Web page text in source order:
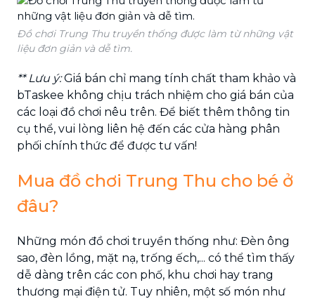
Đồ chơi Trung Thu truyền thống được làm từ những vật
liệu đơn giản và dễ tìm.
** Lưu ý:Giá bán chỉ mang tính chất tham khảo và
bTaskee không chịu trách nhiệm cho giá bán của
các loại đồ chơi nêu trên. Để biết thêm thông tin
cụ thể, vui lòng liên hệ đến các cửa hàng phân
phối chính thức để được tư vấn!
Mua đồ chơi Trung Thu cho bé ở
đâu?
Những món đồ chơi truyền thống như: Đèn ông
sao, đèn lồng, mặt nạ, trống ếch,... có thể tìm thấy
dễ dàng trên các con phố, khu chơi hay trang
thương mại điện tử. Tuy nhiên, một số món như